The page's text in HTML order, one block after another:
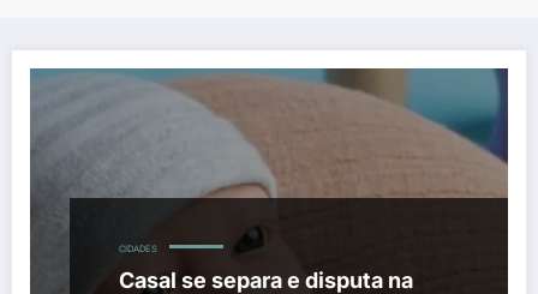
CIDADES
Casal se separa e disputa na